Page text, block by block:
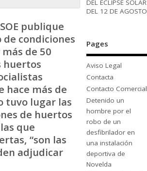
publique
condiciones
de 50
huertos
hace más de
tuvo lugar las
de huertos
que
“son las
adjudicar
DEL ECLIPSE SOLAR
DEL 12 DE AGOSTO
Pages
Aviso Legal
Contacta
Contacto Comercial
Detenido un
hombre por el
robo de un
desfibrilador en
una instalación
deportiva de
Novelda